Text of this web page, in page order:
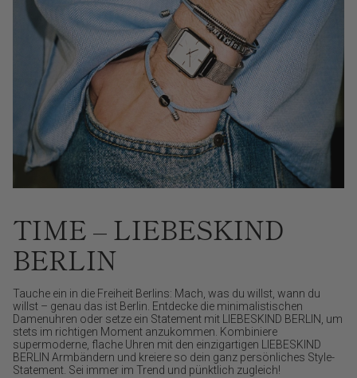
TIME – LIEBESKIND
BERLIN
Tauche ein in die Freiheit Berlins: Mach, was du willst, wann du
willst – genau das ist Berlin. Entdecke die minimalistischen
Damenuhren oder setze ein Statement mit LIEBESKIND BERLIN, um
stets im richtigen Moment anzukommen. Kombiniere
supermoderne, flache Uhren mit den einzigartigen LIEBESKIND
BERLIN Armbändern und kreiere so dein ganz persönliches Style-
Statement. Sei immer im Trend und pünktlich zugleich!